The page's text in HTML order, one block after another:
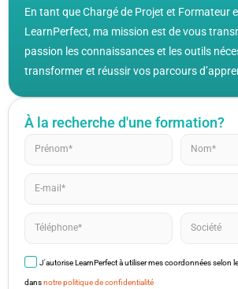
En tant que Chargé de Projet et Formateur
LearnPerfect, ma mission est de vous
passion les connaissances et les outils
transformer et réussir vos parcours
À la recherche d'une formation?
J'autorise LearnPerfect à utiliser mes coordonnées selon
dansnotre politique de confidentialité